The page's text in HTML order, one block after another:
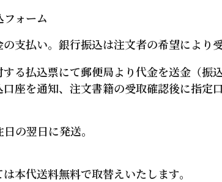
ォーム
支払い。銀行振込は注文者の希望により受
る払込票にて郵便局より代金を送金（振
口座を通知、注文書籍の受取確認後に指定
の翌日に発送。
本代送料無料で取替えいたします。